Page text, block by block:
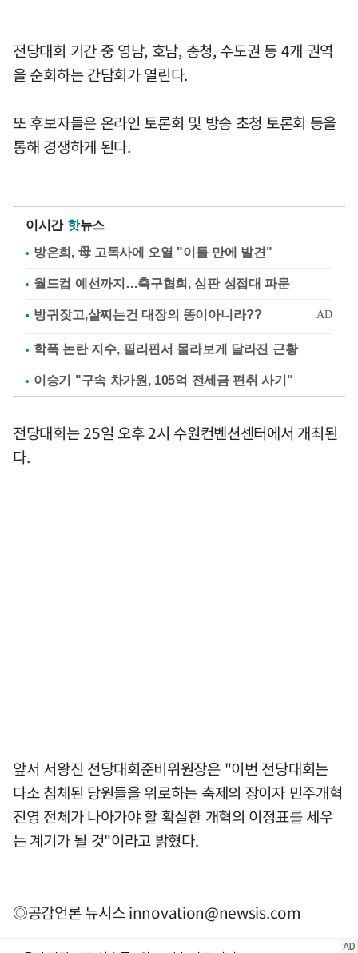
전당대회 기간 중 영남, 호남, 충청, 수도권 등 4개 권역
을 순회하는 간담회가 열린다.
또 후보자들은 온라인 토론회 및 방송 초청 토론회 등을
통해 경쟁하게 된다.
이시간 핫뉴스
방은희, 母 고독사에 오열 "이틀 만에 발견"
월드컵 예선까지…축구협회, 심판 성접대 파문
학폭 논란 지수, 필리핀서 몰라보게 달라진 근황
이승기 "구속 차가원, 105억 전세금 편취 사기"
전당대회는 25일 오후 2시 수원컨벤션센터에서 개최된
다.
앞서 서왕진 전당대회준비위원장은 "이번 전당대회는
다소 침체된 당원들을 위로하는 축제의 장이자 민주개혁
진영 전체가 나아가야 할 확실한 개혁의 이정표를 세우
는 계기가 될 것"이라고 밝혔다.
◎공감언론 뉴시스innovation@newsis.com